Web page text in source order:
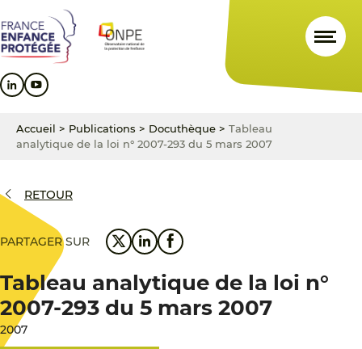
au
contenu
principal
au
menu
principal
au
pied
de
Accueil > Publications > Docuthèque > Tableau
analytique de la loi n° 2007-293 du 5 mars 2007
RETOUR
PARTAGER SUR
Tableau analytique de la loi n°
2007-293 du 5 mars 2007
2007